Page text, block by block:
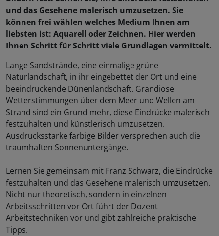
und das Gesehene malerisch umzusetzen. Sie
können frei wählen welches Medium Ihnen am
liebsten ist: Aquarell oder Zeichnen. Hier werden
Ihnen Schritt für Schritt viele Grundlagen vermittelt.
Lange Sandstrände, eine einmalige grüne
Naturlandschaft, in ihr eingebettet der Ort und eine
beeindruckende Dünenlandschaft. Grandiose
Wetterstimmungen über dem Meer und Wellen am
Strand sind ein Grund mehr, diese Eindrücke malerisch
festzuhalten und künstlerisch umzusetzen.
Ausdrucksstarke farbige Bilder versprechen auch die
traumhaften Sonnenuntergänge.
Lernen Sie gemeinsam mit Franz Schwarz, die Eindrücke
festzuhalten und das Gesehene malerisch umzusetzen.
Nicht nur theoretisch, sondern in einzelnen
Arbeitsschritten vor Ort führt der Dozent
Arbeitstechniken vor und gibt zahlreiche praktische
Tipps.